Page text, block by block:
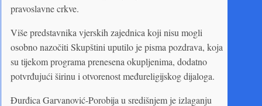
pravoslavne crkve.
Više predstavnika vjerskih zajednica koji nisu mogli
osobno nazočiti Skupštini uputilo je pisma pozdrava, koja
su tijekom programa prenesena okupljenima, dodatno
potvrđujući širinu i otvorenost međureligijskog dijaloga.
Đurđica Garvanović-Porobija u središnjem je izlaganju